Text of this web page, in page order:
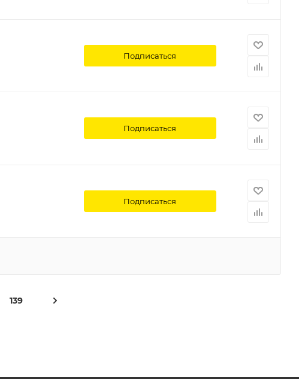
Подписаться
Подписаться
Подписаться
139